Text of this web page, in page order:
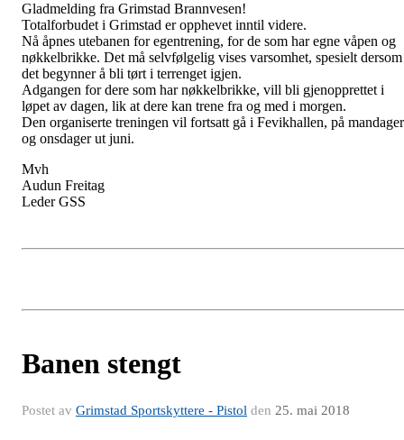
Gladmelding fra Grimstad Brannvesen!
Totalforbudet i Grimstad er opphevet inntil videre.
Nå åpnes utebanen for egentrening, for de som har egne våpen og
nøkkelbrikke. Det må selvfølgelig vises varsomhet, spesielt dersom
det begynner å bli tørt i terrenget igjen.
Adgangen for dere som har nøkkelbrikke, vill bli gjenopprettet i
løpet av dagen, lik at dere kan trene fra og med i morgen.
Den organiserte treningen vil fortsatt gå i Fevikhallen, på mandager
og onsdager ut juni.
Mvh
Audun Freitag
Leder GSS
Banen stengt
Postet av Grimstad Sportskyttere - Pistol den 25. mai 2018